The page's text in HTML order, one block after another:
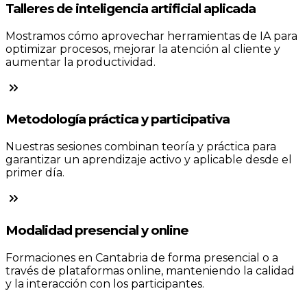
Talleres de inteligencia artificial aplicada
Mostramos cómo aprovechar herramientas de IA para
optimizar procesos, mejorar la atención al cliente y
aumentar la productividad.
Metodología práctica y participativa
Nuestras sesiones combinan teoría y práctica para
garantizar un aprendizaje activo y aplicable desde el
primer día.
Modalidad presencial y online
Formaciones en Cantabria de forma presencial o a
través de plataformas online, manteniendo la calidad
y la interacción con los participantes.